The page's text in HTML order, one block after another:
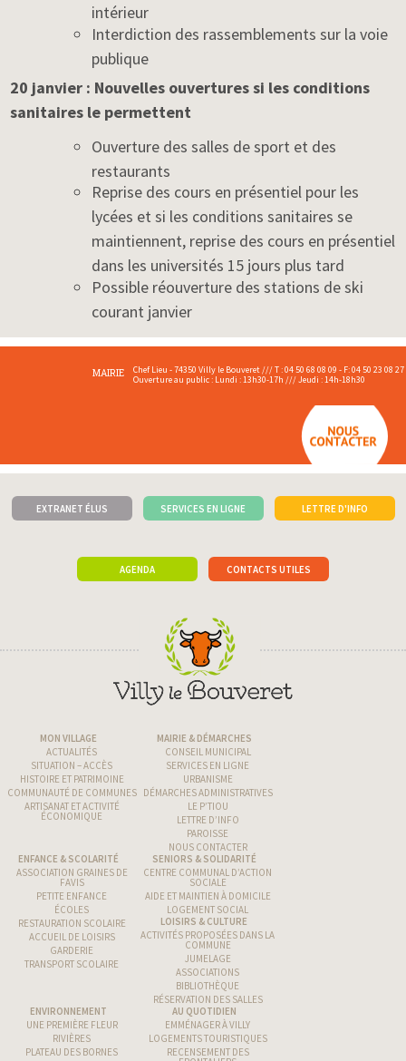
intérieur
Interdiction des rassemblements sur la voie
publique
20 janvier : Nouvelles ouvertures si les conditions
sanitaires le permettent
Ouverture des salles de sport et des
restaurants
Reprise des cours en présentiel pour les
lycées et si les conditions sanitaires se
maintiennent, reprise des cours en présentiel
dans les universités 15 jours plus tard
Possible réouverture des stations de ski
courant janvier
MAIRIE
Chef Lieu - 74350 Villy le Bouveret /// T : 04 50 68 08 09 - F: 04 50 23 08 27
Ouverture au public : Lundi : 13h30-17h /// Jeudi : 14h-18h30
EXTRANET ÉLUS SERVICES EN LIGNE LETTRE D'INFO
AGENDA CONTACTS UTILES
MON VILLAGE
ACTUALITÉS
SITUATION – ACCÈS
HISTOIRE ET PATRIMOINE
COMMUNAUTÉ DE COMMUNES
ARTISANAT ET ACTIVITÉ
ÉCONOMIQUE
MAIRIE & DÉMARCHES
CONSEIL MUNICIPAL
SERVICES EN LIGNE
URBANISME
DÉMARCHES ADMINISTRATIVES
LE P’TIOU
LETTRE D’INFO
PAROISSE
NOUS CONTACTER
ENFANCE & SCOLARITÉ
ASSOCIATION GRAINES DE
FAVIS
PETITE ENFANCE
ÉCOLES
RESTAURATION SCOLAIRE
ACCUEIL DE LOISIRS
GARDERIE
TRANSPORT SCOLAIRE
SENIORS & SOLIDARITÉ
CENTRE COMMUNAL D’ACTION
SOCIALE
AIDE ET MAINTIEN À DOMICILE
LOGEMENT SOCIAL
LOISIRS & CULTURE
ACTIVITÉS PROPOSÉES DANS LA
COMMUNE
JUMELAGE
ASSOCIATIONS
BIBLIOTHÈQUE
RÉSERVATION DES SALLES
ENVIRONNEMENT
UNE PREMIÈRE FLEUR
RIVIÈRES
PLATEAU DES BORNES
AU QUOTIDIEN
EMMÉNAGER À VILLY
LOGEMENTS TOURISTIQUES
RECENSEMENT DES